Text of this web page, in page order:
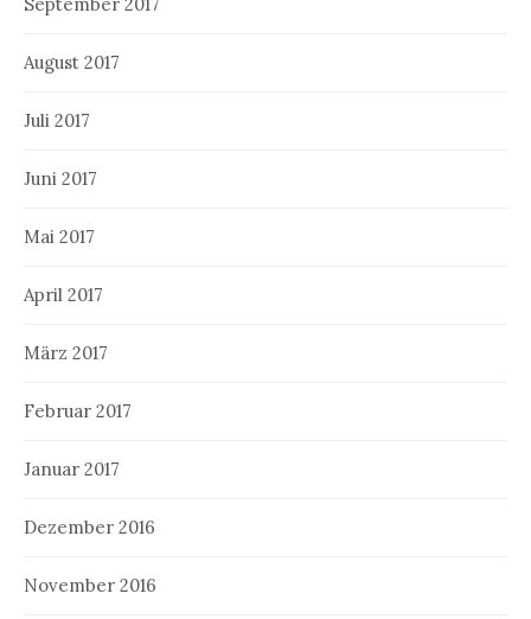
August 2017
Juli 2017
Juni 2017
Mai 2017
April 2017
März 2017
Februar 2017
Januar 2017
Dezember 2016
November 2016